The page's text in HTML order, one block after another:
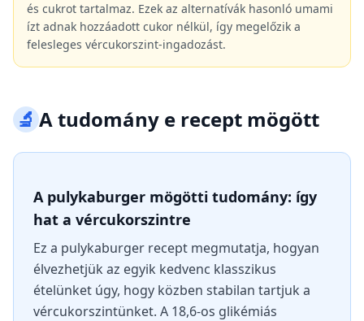
és cukrot tartalmaz. Ezek az alternatívák hasonló umami
ízt adnak hozzáadott cukor nélkül, így megelőzik a
felesleges vércukorszint-ingadozást.
🔬A tudomány e recept mögött
A pulykaburger mögötti tudomány: így
hat a vércukorszintre
Ez a pulykaburger recept megmutatja, hogyan
élvezhetjük az egyik kedvenc klasszikus
ételünket úgy, hogy közben stabilan tartjuk a
vércukorszintünket. A 18,6-os glikémiás